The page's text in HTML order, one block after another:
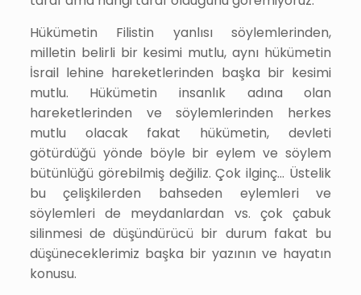
Hükümetin Filistin yanlısı söylemlerinden,
milletin belirli bir kesimi mutlu, aynı hükümetin
İsrail lehine hareketlerinden başka bir kesimi
mutlu. Hükümetin insanlık adına olan
hareketlerinden ve söylemlerinden herkes
mutlu olacak fakat hükümetin, devleti
götürdüğü yönde böyle bir eylem ve söylem
bütünlüğü görebilmiş değiliz. Çok ilginç… Üstelik
bu çelişkilerden bahseden eylemleri ve
söylemleri de meydanlardan vs. çok çabuk
silinmesi de düşündürücü bir durum fakat bu
düşüneceklerimiz başka bir yazının ve hayatın
konusu.